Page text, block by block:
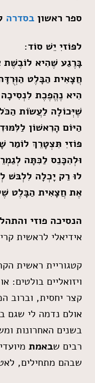
ספר ראשון בסדרה
לפּוֹזיִ יֵשׁ סוֹד:
בָּרֶגַע שֶׁהִיא לוֹבֶשֶׁת
חֲצָאִית הַבָּלֶט
הִיא נֶהֱפֶכֶת
שֶׁיְּכוֹלָה לַעֲשׂוֹת
הַיּוֹם הָרִאשׁוֹן
פּוֹזיִ תִּצְטָרֵךְ לוֹמַר
וּלְהִכָּנֵס לַכִּתָּה
לוּ רַק יָכְלָה לִלְבּשׁ
אֶת חֲצָאִית הַבָּלֶט
הנסיכה פוזי
אידיאלי לראשית
קטגוריית ראשית
ויזואליים בולטים:
קצר יחסית, וברוב
אולם נדמה לי שגם
בשנים האחרונות
רבים שבאמת
שבהם מתחילים,